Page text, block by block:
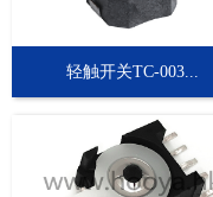
轻触开关TC-003...